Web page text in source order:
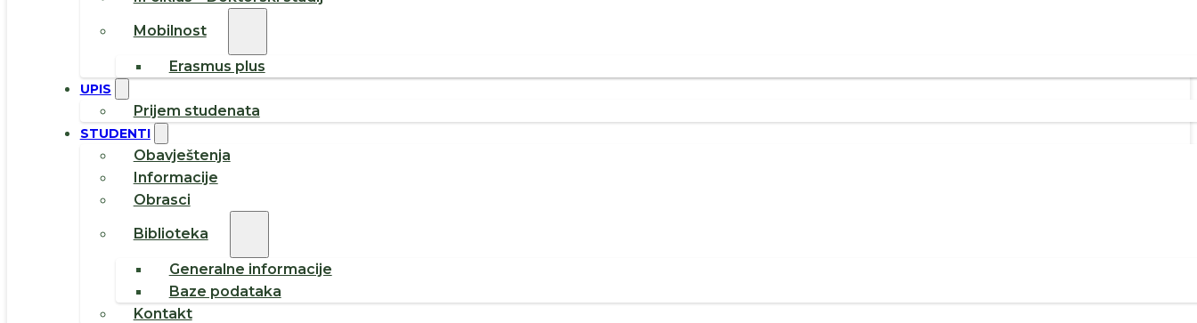
Mobilnost
Erasmus plus
UPIS
Prijem studenata
STUDENTI
Obavještenja
Informacije
Obrasci
Biblioteka
Generalne informacije
Baze podataka
Kontakt